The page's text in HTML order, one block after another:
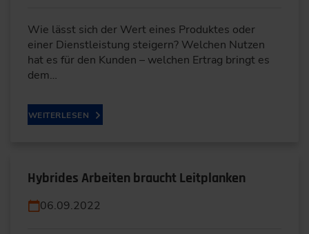
Wie lässt sich der Wert eines Produktes oder
einer Dienstleistung steigern? Welchen Nutzen
hat es für den Kunden – welchen Ertrag bringt es
dem…
WEITERLESEN
Hybrides Arbeiten braucht Leitplanken
06.09.2022